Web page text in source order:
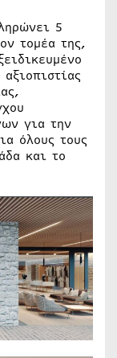
5
τομέα της,
για την
όλους τους
και το